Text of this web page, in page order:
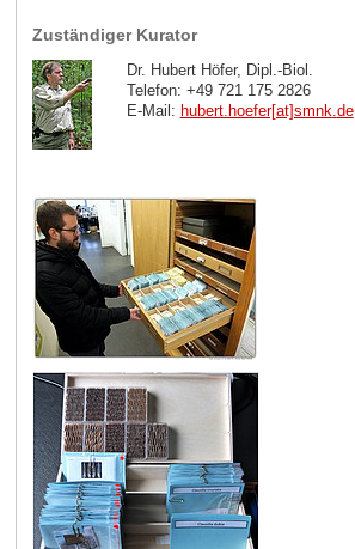
Zuständiger Kurator
Dr. Hubert Höfer, Dipl.-Biol.
Telefon: +49 721 175 2826
E-Mail: hubert.hoefer[at]smnk.de